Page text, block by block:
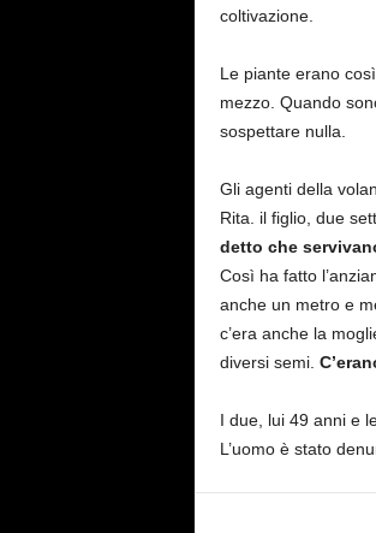
coltivazione.
Le piante erano
mezzo. Quando
sospettare nulla.
Gli agenti della
Rita. il figlio, due
detto che
Così ha fatto
anche un metro e
c’era anche la
diversi semi.
I due, lui 49 anni e
L’uomo è stato